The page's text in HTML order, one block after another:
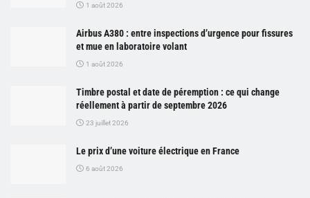
1 août 2026
Airbus A380 : entre inspections d’urgence pour fissures
et mue en laboratoire volant
1 août 2026
Timbre postal et date de péremption : ce qui change
réellement à partir de septembre 2026
23 juillet 2026
Le prix d’une voiture électrique en France
6 août 2026